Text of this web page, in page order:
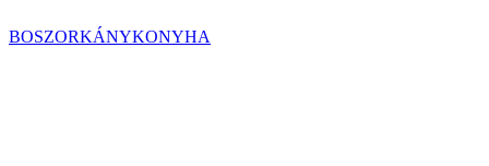
BOSZORKÁNYKONYHA